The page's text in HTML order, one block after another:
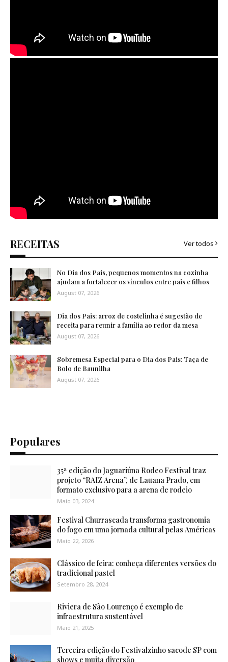
RECEITAS Ver todos
No Dia dos Pais, pequenos momentos na cozinha
ajudam a fortalecer os vínculos entre pais e filhos
August 07, 2026
Dia dos Pais: arroz de costelinha é sugestão de
receita para reunir a família ao redor da mesa
August 07, 2026
Sobremesa Especial para o Dia dos Pais: Taça de
Bolo de Baunilha
August 07, 2026
Populares
35ª edição do Jaguariúna Rodeo Festival traz
projeto “RAIZ Arena”, de Lauana Prado, em
formato exclusivo para a arena de rodeio
Maio 03, 2024
Festival Churrascada transforma gastronomia
do fogo em uma jornada cultural pelas Américas
Maio 22, 2026
Clássico de feira: conheça diferentes versões do
tradicional pastel
Setembro 28, 2024
Riviera de São Lourenço é exemplo de
infraestrutura sustentável
Maio 21, 2025
Terceira edição do Festivalzinho sacode SP com
shows e muita diversão